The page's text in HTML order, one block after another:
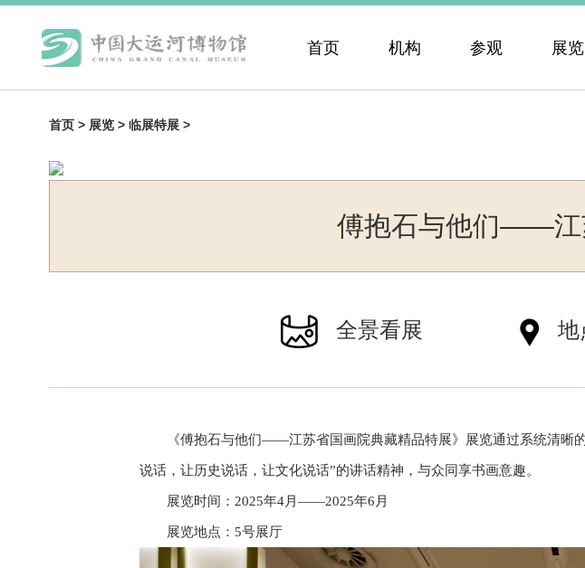
首页 机构 参观 展览
首页 > 展览 > 临展特展 >
傅抱石与他们——江
全景看展 地
《傅抱石与他们——江苏省国画院典藏精品特展》展览通过系统清晰
说话，让历史说话，让文化说话”的讲话精神，与众同享书画意趣。
展览时间：2025年4月——2025年6月
展览地点：5号展厅